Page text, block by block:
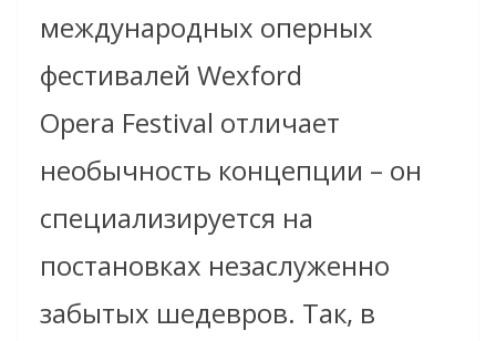
международных оперных
фестивалей Wexford
Opera Festival отличает
необычность концепции – он
специализируется на
постановках незаслуженно
забытых шедевров. Так, в